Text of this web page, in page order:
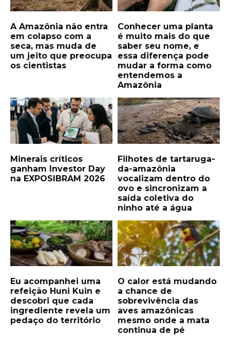
A Amazônia não entra
em colapso com a
seca, mas muda de
um jeito que preocupa
os cientistas
Conhecer uma planta
é muito mais do que
saber seu nome, e
essa diferença pode
mudar a forma como
entendemos a
Amazônia
Minerais críticos
ganham Investor Day
na EXPOSIBRAM 2026
Filhotes de tartaruga-
da-amazônia
vocalizam dentro do
ovo e sincronizam a
saída coletiva do
ninho até a água
Eu acompanhei uma
refeição Huni Kuin e
descobri que cada
ingrediente revela um
pedaço do território
O calor está mudando
a chance de
sobrevivência das
aves amazônicas
mesmo onde a mata
continua de pé